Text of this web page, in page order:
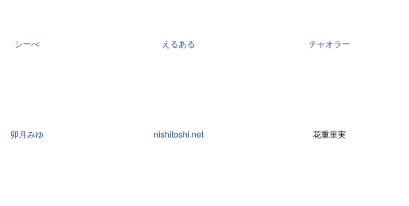
シーべ えるある チャオラー
卯月みゆ nishitoshi.net 花重里実